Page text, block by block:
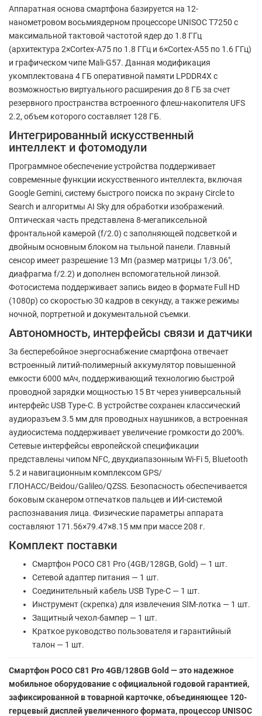
Аппаратная основа смартфона базируется на 12-
нанометровом восьмиядерном процессоре UNISOC T7250 с
максимальной тактовой частотой ядер до 1.8 ГГц
(архитектура 2×Cortex-A75 по 1.8 ГГц и 6×Cortex-A55 по 1.6 ГГц)
и графическом чипе Mali-G57. Данная модификация
укомплектована 4 ГБ оперативной памяти LPDDR4X с
возможностью виртуального расширения до 8 ГБ за счет
резервного пространства встроенного флеш-накопителя UFS
2.2, объем которого составляет 128 ГБ.
Интегрированный искусственный
интеллект и фотомодули
Программное обеспечение устройства поддерживает
современные функции искусственного интеллекта, включая
Google Gemini, систему быстрого поиска по экрану Circle to
Search и алгоритмы AI Sky для обработки изображений.
Оптическая часть представлена 8-мегапиксельной
фронтальной камерой (f/2.0) с заполняющей подсветкой и
двойным основным блоком на тыльной панели. Главный
сенсор имеет разрешение 13 Мп (размер матрицы 1/3.06",
диафрагма f/2.2) и дополнен вспомогательной линзой.
Фотосистема поддерживает запись видео в формате Full HD
(1080p) со скоростью 30 кадров в секунду, а также режимы
ночной, портретной и документальной съемки.
Автономность, интерфейсы связи и датчики
За бесперебойное энергоснабжение смартфона отвечает
встроенный литий-полимерный аккумулятор повышенной
емкости 6000 мАч, поддерживающий технологию быстрой
проводной зарядки мощностью 15 Вт через универсальный
интерфейс USB Type-C. В устройстве сохранен классический
аудиоразъем 3.5 мм для проводных наушников, а встроенная
аудиосистема поддерживает увеличение громкости до 200%.
Сетевые интерфейсы европейской спецификации
представлены чипом NFC, двухдиапазонным Wi-Fi 5, Bluetooth
5.2 и навигационным комплексом GPS/
ГЛОНАСС/Beidou/Galileo/QZSS. Безопасность обеспечивается
боковым сканером отпечатков пальцев и ИИ-системой
распознавания лица. Физические параметры аппарата
составляют 171.56×79.47×8.15 мм при массе 208 г.
Комплект поставки
Смартфон POCO C81 Pro (4GB/128GB, Gold) — 1 шт.
Сетевой адаптер питания — 1 шт.
Соединительный кабель USB Type-C — 1 шт.
Инструмент (скрепка) для извлечения SIM-лотка — 1 шт.
Защитный чехол-бампер — 1 шт.
Краткое руководство пользователя и гарантийный
талон — 1 шт.
Смартфон POCO C81 Pro 4GB/128GB Gold — это надежное
мобильное оборудование с официальной годовой гарантией,
зафиксированной в товарной карточке, объединяющее 120-
герцевый дисплей увеличенного формата, процессор UNISOC